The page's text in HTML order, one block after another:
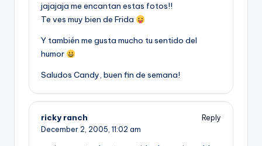
jajajaja me encantan estas fotos!!
Te ves muy bien de Frida
Y también me gusta mucho tu sentido del
humor
Saludos Candy, buen fin de semana!
ricky ranch
Reply
December 2, 2005, 11:02 am